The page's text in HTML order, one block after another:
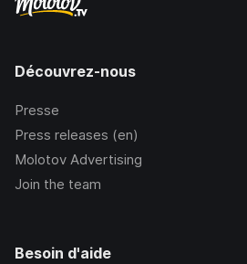
Découvrez-nous
Presse
Press releases (en)
Molotov Advertising
Join the team
Besoin d'aide